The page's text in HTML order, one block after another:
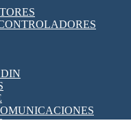
DE CORRIENTE
PROGRAMABLES